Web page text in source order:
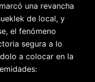
una revancha
de local, y
el fenómeno
segura a lo
a colocar en la